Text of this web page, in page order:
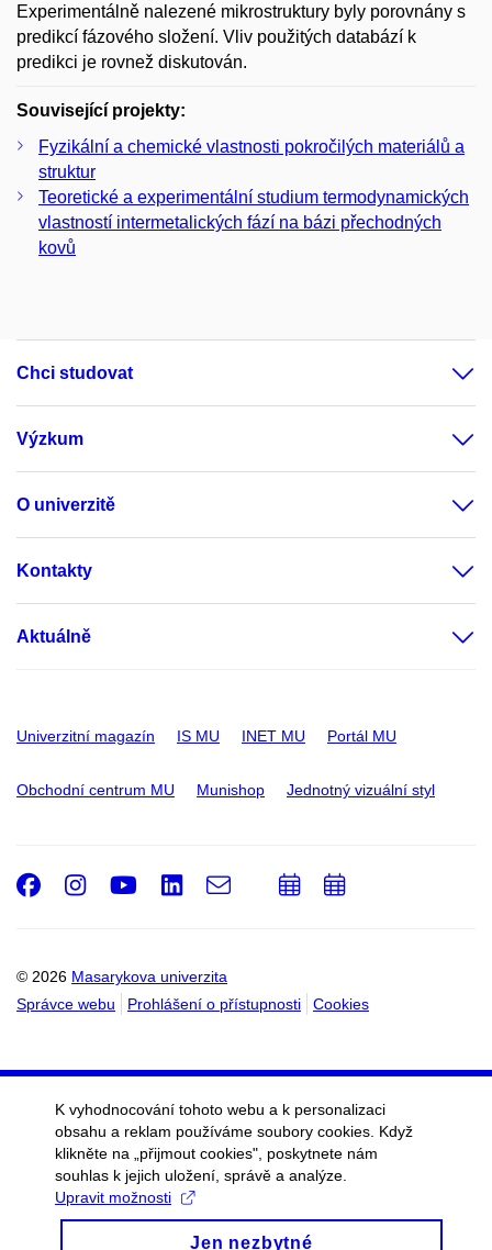
Experimentálně nalezené mikrostruktury byly porovnány s
predikcí fázového složení. Vliv použitých databází k
predikci je rovnež diskutován.
Související projekty:
Fyzikální a chemické vlastnosti pokročilých materiálů a
struktur
Teoretické a experimentální studium termodynamických
vlastností intermetalických fází na bázi přechodných
kovů
Chci studovat
Výzkum
O univerzitě
Kontakty
Aktuálně
Univerzitní magazín IS MU INET MU Portál MU
Obchodní centrum MU Munishop Jednotný vizuální styl
© 2026 Masarykova univerzita
Správce webu
Prohlášení o přístupnosti Cookies
Facebook
Instagram
Youtube
LinkedIn
e-
Email
PřidatPřidat
K vyhodnocování tohoto webu a k personalizaci
obsahu a reklam používáme soubory cookies. Když
klikněte na „přijmout cookies", poskytnete nám
souhlas k jejich uložení, správě a analýze.
Upravit možnosti
Jen nezbytné